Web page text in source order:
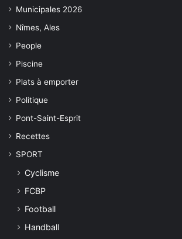
Municipales 2026
Nîmes, Ales
People
Piscine
Plats à emporter
Politique
Pont-Saint-Esprit
Recettes
SPORT
Cyclisme
FCBP
Football
Handball